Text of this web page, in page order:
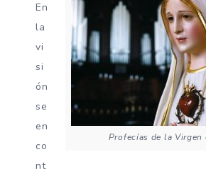
Profecías de la Virgen
En
la
vi
si
ón
se
en
co
nt